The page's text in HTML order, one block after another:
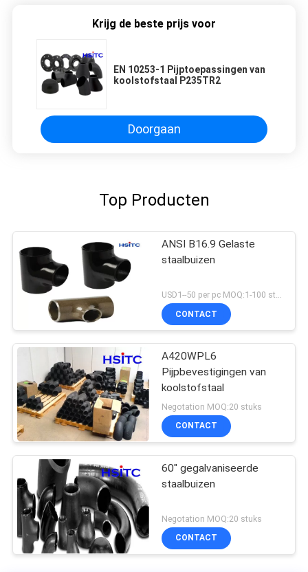
manual adjustment is smooth, and finding that
eye strain during long sessions. Highly
recommend taking the time to set it up
properly!""The Pico 4's visual clarity is fantastic
adjustment is smooth, and finding that sweet
spot makes all the difference. No more eye
IPD correctly. The manual adjustment is
the difference. No more eye strain during long
sessions. Highly r
Krijg de beste prijs voor
EN 10253-1 Pijptoepassingen van
koolstofstaal P235TR2
Doorgaan
Top Producten
ANSI B16.9 Gelaste
staalbuizen
USD1--50 per pc MOQ:1-100 stuks
CONTACT
A420WPL6
Pijpbevestigingen van
koolstofstaal
Negotation MOQ:20 stuks
CONTACT
60" gegalvaniseerde
staalbuizen
Negotation MOQ:20 stuks
CONTACT